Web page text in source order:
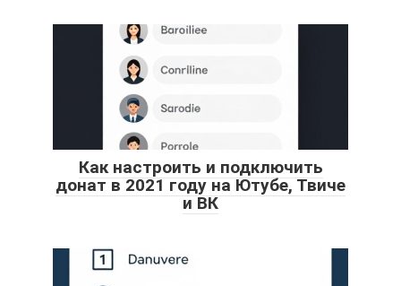
Как настроить и подключить
донат в 2021 году на Ютубе, Твиче
и ВК